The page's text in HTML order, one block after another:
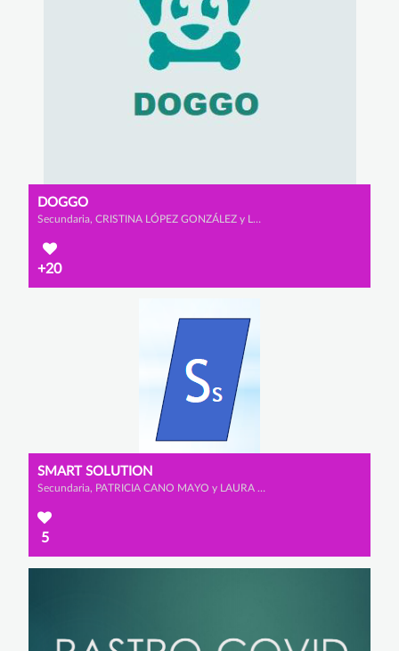
DOGGO
Secundaria, CRISTINA LÓPEZ GONZÁLEZ y LUCIANA SACO DÍAZ
+20
SMART SOLUTION
Secundaria, PATRICIA CANO MAYO y LAURA MORENO JUNQUERA
5